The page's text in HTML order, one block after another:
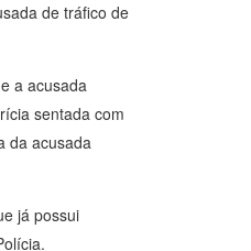
de tráfico de
a acusada
sentada com
da acusada
já possui